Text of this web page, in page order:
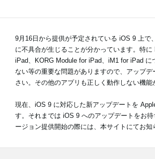
Features
Events
Support
Store Locator
9月16日から提供が予定されている iOS 9 上で
に不具合が生じることが分かっています。特に
iPad、KORG Module for iPad、iM1 for iPad に
ない等の重要な問題がありますので、アップデ
さい。その他のアプリも正しく動作しない機能
現在、iOS 9 に対応した新アップデートを
す。それまでは iOS 9 へのアップデートをお
ージョン提供開始の際には、本サイトにてお知